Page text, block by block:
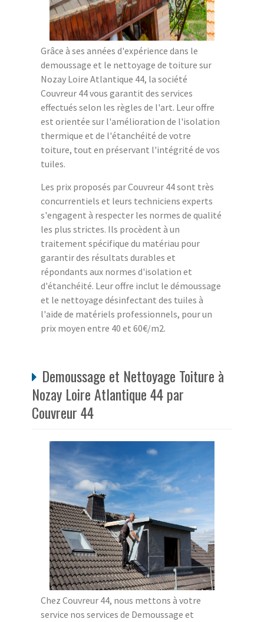
Grâce à ses années d'expérience dans le
demoussage et le nettoyage de toiture sur
Nozay Loire Atlantique 44, la société
Couvreur 44 vous garantit des services
effectués selon les règles de l'art. Leur offre
est orientée sur l'amélioration de l'isolation
thermique et de l'étanchéité de votre
toiture, tout en préservant l'intégrité de vos
tuiles.
Les prix proposés par Couvreur 44 sont très
concurrentiels et leurs techniciens experts
s'engagent à respecter les normes de qualité
les plus strictes. Ils procèdent à un
traitement spécifique du matériau pour
garantir des résultats durables et
répondants aux normes d'isolation et
d'étanchéité. Leur offre inclut le démoussage
et le nettoyage désinfectant des tuiles à
l'aide de matériels professionnels, pour un
prix moyen entre 40 et 60€/m2.
Demoussage et Nettoyage Toiture à
Nozay Loire Atlantique 44 par
Couvreur 44
Chez Couvreur 44, nous mettons à votre
service nos services de Demoussage et